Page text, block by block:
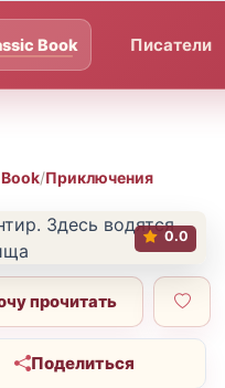
Писатели
/Приключения
0.0
прочитать
Поделиться